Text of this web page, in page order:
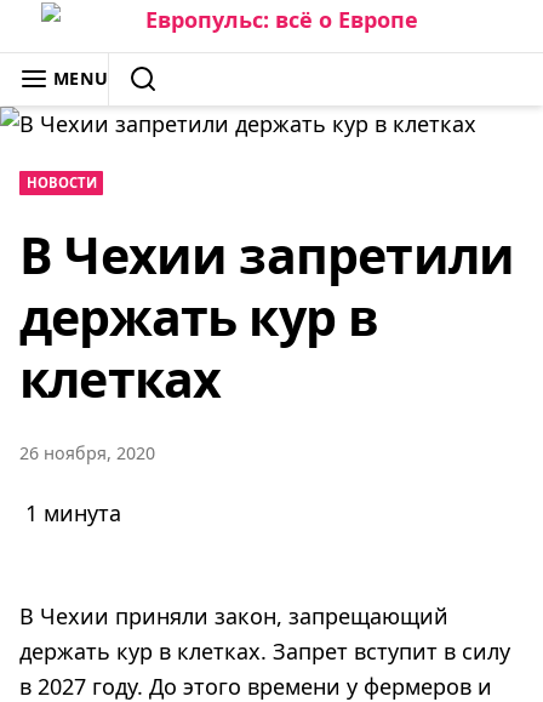
Skip
to
content
ЕВРОПУЛЬС: ВСЁ О ЕВРОПЕ
MENU
SEARCH
НОВОСТИ
В Чехии запретили
держать кур в
клетках
26 ноября, 2020
1 минута
В Чехии приняли закон, запрещающий
держать кур в клетках. Запрет вступит в силу
в 2027 году. До этого времени у фермеров и